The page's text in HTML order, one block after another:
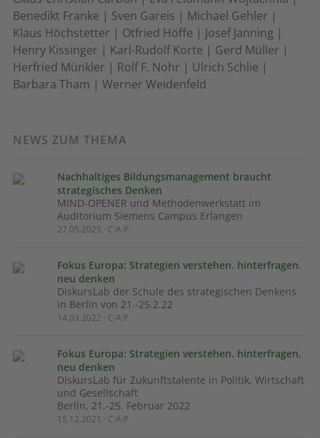
Benedikt Franke | Sven Gareis | Michael Gehler |
Klaus Höchstetter | Otfried Höffe | Josef Janning |
Henry Kissinger | Karl-Rudolf Korte | Gerd Müller |
Herfried Münkler | Rolf F. Nohr | Ulrich Schlie |
Barbara Tham | Werner Weidenfeld
NEWS ZUM THEMA
Nachhaltiges Bildungsmanagement braucht
strategisches Denken
MIND-OPENER und Methodenwerkstatt im
Auditorium Siemens Campus Erlangen
27.05.2025 · C·A·P
Fokus Europa: Strategien verstehen. hinterfragen.
neu denken
DiskursLab der Schule des strategischen Denkens
in Berlin von 21.-25.2.22
14.03.2022 · C·A·P
Fokus Europa: Strategien verstehen. hinterfragen.
neu denken
DiskursLab für Zukunftstalente in Politik, Wirtschaft
und Gesellschaft
Berlin, 21.-25. Februar 2022
15.12.2021 · C·A·P